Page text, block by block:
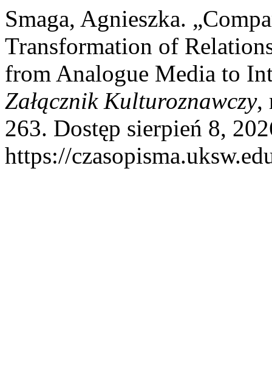
Smaga, Agnieszka.
Transformation of
from Analogue Media to
Załącznik Kulturoznawczy,
263. Dostęp sierpień 8,
https://